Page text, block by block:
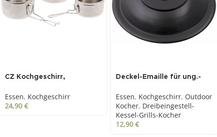
CZ Kochgeschirr,
Essen, Kochgeschirr
24,90 €
Deckel-Emaille für ung.-
Essen, Kochgeschirr, Outdoor
Kocher, Dreibeingestell-
Kessel-Grills-Kocher
12,90 €